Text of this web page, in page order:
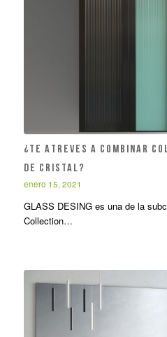
¿TE ATREVES A COMBINAR
DE CRISTAL?
enero 15, 2021
GLASS DESING es una de la
Collection…